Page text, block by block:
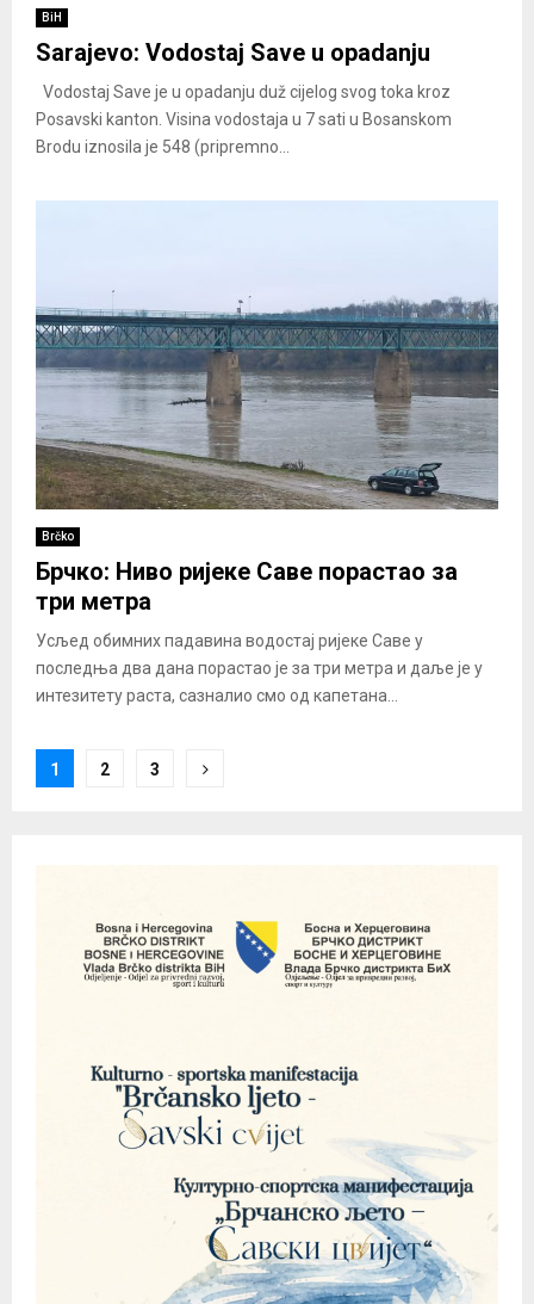
BiH
Sarajevo: Vodostaj Save u opadanju
Vodostaj Save je u opadanju duž cijelog svog toka kroz
Posavski kanton. Visina vodostaja u 7 sati u Bosanskom
Brodu iznosila je 548 (pripremno...
Brčko
Брчко: Ниво ријеке Саве порастао за
три метра
Усљед обимних падавина водостај ријеке Саве у
последња два дана порастао је за три метра и даље је у
интезитету раста, сазналио смо од капетана...
Posts
1 2 3